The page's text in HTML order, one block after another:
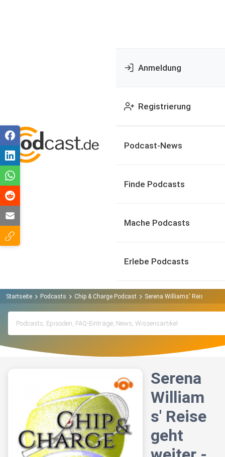
Anmeldung
Registrierung
Podcast-News
Finde Podcasts
Mache Podcasts
Erlebe Podcasts
Startseite Podcasts Chip & Charge Podcast Serena Williams' Reise geht
Serena
William
s' Reise
geht